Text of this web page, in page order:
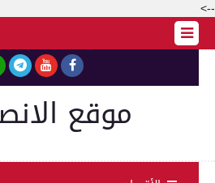
-->
موقع